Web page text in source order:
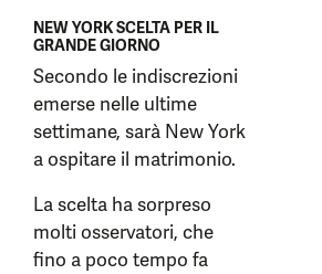
NEW YORK SCELTA PER IL
GRANDE GIORNO
Secondo le indiscrezioni
emerse nelle ultime
settimane, sarà New York
a ospitare il matrimonio.
La scelta ha sorpreso
molti osservatori, che
fino a poco tempo fa